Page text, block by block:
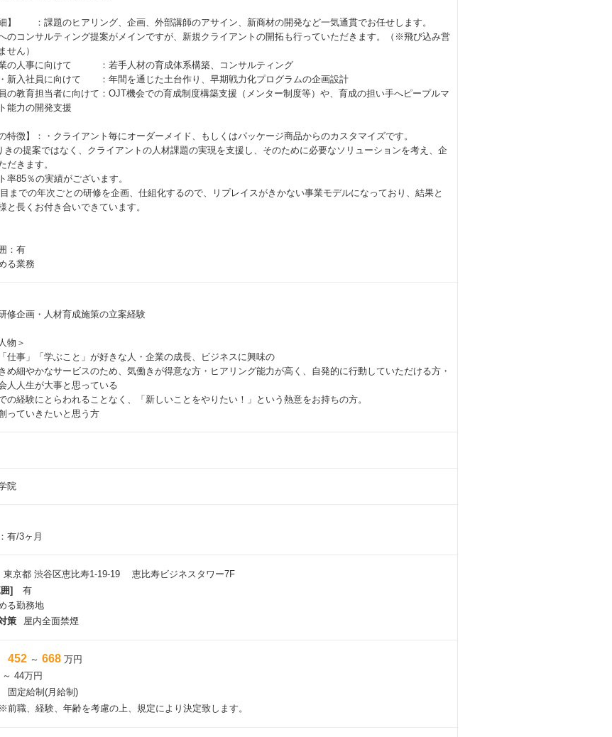
細】 ：課題のヒアリング、企画、外部講師のアサイン、新商材の開発など一気通貫でお任せします。
のコンサルティング提案がメインですが、新規クライアントの開拓も行っていただきます。（※飛び込み営
せん）
業の人事に向けて ：若手人材の育成体系構築、コンサルティング
・新入社員に向けて ：年間を通じた土台作り、早期戦力化プログラムの企画設計
の教育担当者に向けて：OJT機会での育成制度構築支援（メンター制度等）や、育成の担い手へピープルマ
能力の開発支援
の特徴】：・クライアント毎にオーダーメイド、もしくはパッケージ商品からのカスタマイズです。
きの提案ではなく、クライアントの人材課題の実現を支援し、そのために必要なソリューションを考え、企
だきます。
率85％の実績がございます。
までの年次ごとの研修を企画、仕組化するので、リプレイスがきかない事業モデルになっており、結果と
と長くお付き合いできています。
：有
る業務
修企画・人材育成施策の立案経験
物＞
仕事」「学ぶこと」が好きな人・企業の成長、ビジネスに興味の
め細やかなサービスのため、気働きが得意な方・ヒアリング能力が高く、自発的に行動していただける方・
人人生が大事と思っている
の経験にとらわれることなく、「新しいことをやりたい！」という熱意をお持ちの方。
っていきたいと思う方
院
有/3ヶ月
東京都 渋谷区恵比寿1-19-19 恵比寿ビジネスタワー7F
]
有
る勤務地
策
屋内全面禁煙
452 ～ 668 万円
～ 44万円
固定給制(月給制)
※前職、経験、年齢を考慮の上、規定により決定致します。